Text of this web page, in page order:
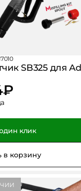
SB325 для
₽
клик
в корзинуСообщить о